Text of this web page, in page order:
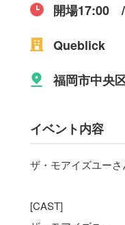
開場17:00
Queblick
福岡市中央
イベント内容
ザ・モアイズユー
[CAST]